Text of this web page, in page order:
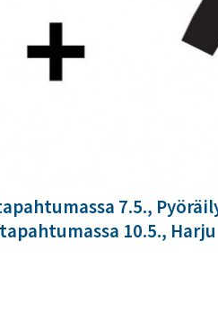
7.5.,
10.5., Harju